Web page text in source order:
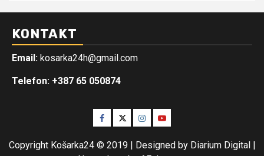
KONTAKT
Email: kosarka24h@gmail.com
Telefon: +387 65 050874
Facebook
TwitterInstagram
Youtube
Copyright Košarka24 © 2019 | Designed by Diarium Digital |